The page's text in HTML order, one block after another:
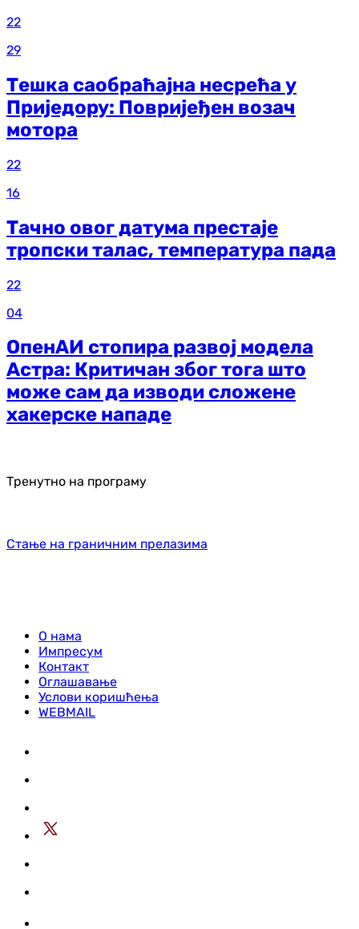
22
29
Тешка саобраћајна несрећа у
Приједору: Повријеђен возач
мотора
22
16
Тачно овог датума престаје
тропски талас, температура пада
22
04
ОпенАИ стопира развој модела
Астра: Критичан због тога што
може сам да изводи сложене
хакерске нападе
Тренутно на програму
Стање на граничним прелазима
О нама
Импресум
Контакт
Оглашавање
Услови коришћења
WEBMAIL